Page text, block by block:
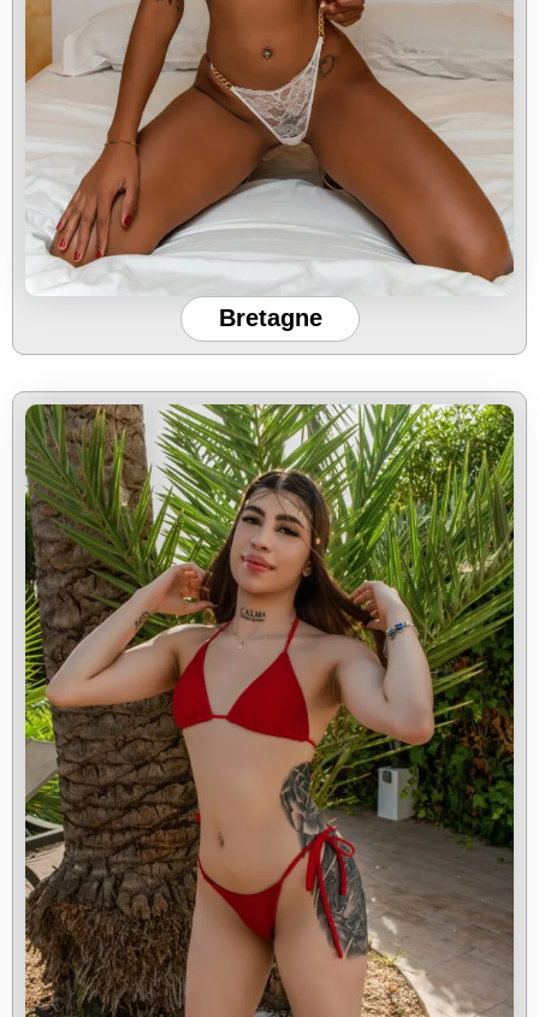
Bretagne